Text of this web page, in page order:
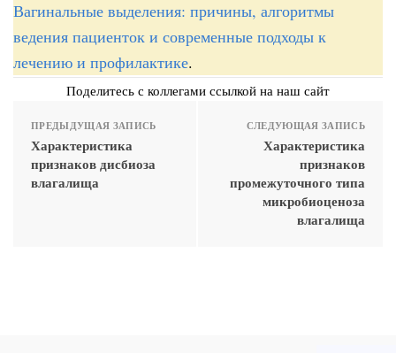
Вагинальные выделения: причины, алгоритмы
ведения пациенток и современные подходы к
лечению и профилактике.
Поделитесь с коллегами ссылкой на наш сайт
ПРЕДЫДУЩАЯ ЗАПИСЬ
Характеристика
признаков дисбиоза
влагалища
СЛЕДУЮЩАЯ ЗАПИСЬ
Характеристика
признаков
промежуточного типа
микробиоценоза
влагалища